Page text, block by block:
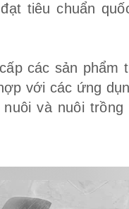
tiêu chuẩn
các sản
với các ứng
và nuôi